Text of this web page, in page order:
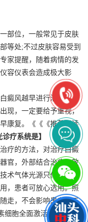
部位，一般常见于皮肤
等处;不过皮肤容易受到
家提醒，随着病情的发
容仪表会造成极大影
癜风越早进行治疗，治
现，一定要给予重视，
康复。《《《推荐阅读
疗系统是】
疗的方法，对治疗白癜
官，外部结合治疗，效
术气体光源只作用于皮
，患者可放心选用。照
走，不会影响患者的工
细胞全面激活，双管齐